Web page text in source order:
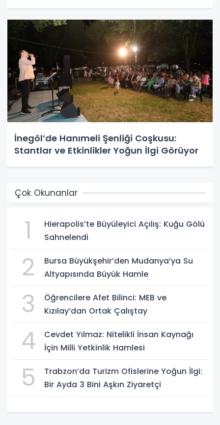
İnegöl’de Hanımeli Şenliği Coşkusu:
Stantlar ve Etkinlikler Yoğun İlgi Görüyor
Çok Okunanlar
1
Hierapolis’te Büyüleyici Açılış: Kuğu Gölü
Sahnelendi
2
Bursa Büyükşehir’den Mudanya’ya Su
Altyapısında Büyük Hamle
3
Öğrencilere Afet Bilinci: MEB ve
Kızılay’dan Ortak Çalıştay
4
Cevdet Yılmaz: Nitelikli İnsan Kaynağı
İçin Milli Yetkinlik Hamlesi
5
Trabzon’da Turizm Ofislerine Yoğun İlgi:
Bir Ayda 3 Bini Aşkın Ziyaretçi